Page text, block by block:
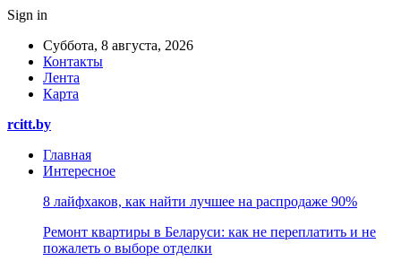
Sign in
Суббота, 8 августа, 2026
Контакты
Лента
Карта
rcitt.by
Главная
Интересное
8 лайфхаков, как найти лучшее на распродаже 90%
Ремонт квартиры в Беларуси: как не переплатить и не
пожалеть о выборе отделки